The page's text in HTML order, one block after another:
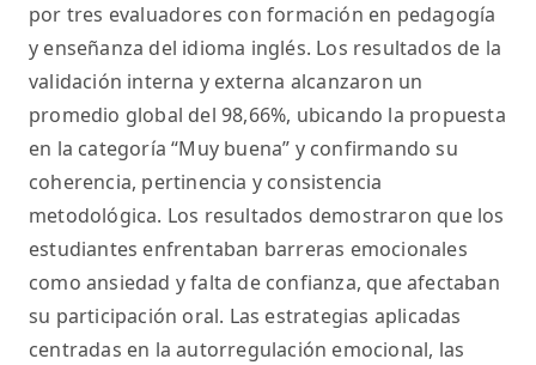
por tres evaluadores con formación en pedagogía
y enseñanza del idioma inglés. Los resultados de la
validación interna y externa alcanzaron un
promedio global del 98,66%, ubicando la propuesta
en la categoría “Muy buena” y confirmando su
coherencia, pertinencia y consistencia
metodológica. Los resultados demostraron que los
estudiantes enfrentaban barreras emocionales
como ansiedad y falta de confianza, que afectaban
su participación oral. Las estrategias aplicadas
centradas en la autorregulación emocional, las